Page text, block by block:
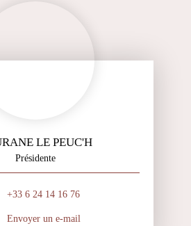
LE PEUC'H
Présidente
+33 6 24 14 16 76
Envoyer un e-mail